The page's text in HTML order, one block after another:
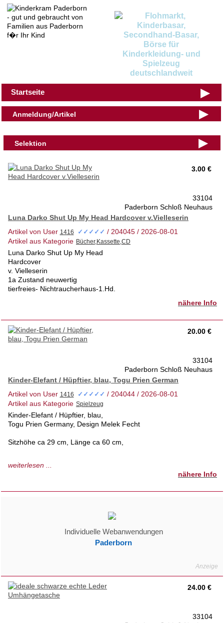
Startseite ▶
Anmeldung/Artikel ▶
Selektion ▶
3.00 €
33104
Paderborn Schloß Neuhaus
Luna Darko Shut Up My Head Hardcover v.Vielleserin
Artikel von User
✓✓✓✓✓ / 204045 / 2026-08-01
Artikel aus Kategorie
Luna Darko Shut Up My Head
Hardcover
v. Vielleserin
1a Zustand neuwertig
tierfreies- Nichtraucherhaus-1.Hd.
nähere Info
20.00 €
33104
Paderborn Schloß Neuhaus
Kinder-Elefant / Hüpftier, blau, Togu Prien German
Artikel von User
✓✓✓✓✓ / 204044 / 2026-08-01
Artikel aus Kategorie
Kinder-Elefant / Hüpftier, blau,
Togu Prien Germany, Design Melek Fecht
Sitzhöhe ca 29 cm, Länge ca 60 cm,
“mit leichten üblichen Gebrauchsspuren
weiterlesen ...
nähere Info
Individuelle Webanwendungen
Paderborn
24.00 €
33104